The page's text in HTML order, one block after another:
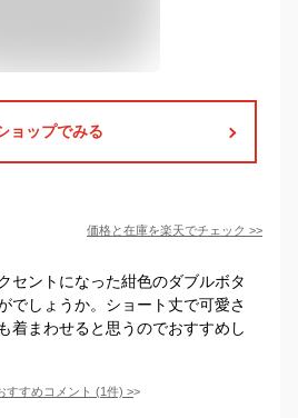
ョップでみる
価格と在庫を楽天でチェック >>
セントになった紺色のダブルボタ
でしょうか。ショート丈で可愛さ
着まわせると思うのでおすすめし
すすめコメント (1件) >